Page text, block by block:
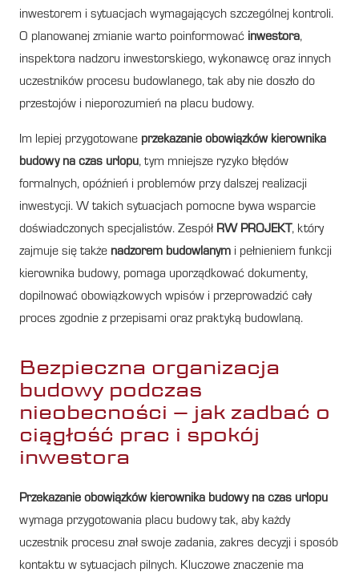
inwestorem i sytuacjach wymagających szczególnej kontroli.
O planowanej zmianie warto poinformować inwestora,
inspektora nadzoru inwestorskiego, wykonawcę oraz innych
uczestników procesu budowlanego, tak aby nie doszło do
przestojów i nieporozumień na placu budowy.
Im lepiej przygotowane przekazanie obowiązków kierownika
budowy na czas urlopu, tym mniejsze ryzyko błędów
formalnych, opóźnień i problemów przy dalszej realizacji
inwestycji. W takich sytuacjach pomocne bywa wsparcie
doświadczonych specjalistów. Zespół RW PROJEKT, który
zajmuje się także nadzorem budowlanym i pełnieniem funkcji
kierownika budowy, pomaga uporządkować dokumenty,
dopilnować obowiązkowych wpisów i przeprowadzić cały
proces zgodnie z przepisami oraz praktyką budowlaną.
Bezpieczna organizacja
budowy podczas
nieobecności – jak zadbać o
ciągłość prac i spokój
inwestora
Przekazanie obowiązków kierownika budowy na czas urlopu
wymaga przygotowania placu budowy tak, aby każdy
uczestnik procesu znał swoje zadania, zakres decyzji i sposób
kontaktu w sytuacjach pilnych. Kluczowe znaczenie ma